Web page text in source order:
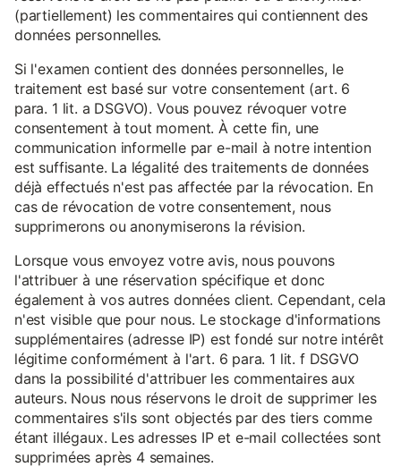
(partiellement) les commentaires qui contiennent des
données personnelles.
Si l'examen contient des données personnelles, le
traitement est basé sur votre consentement (art. 6
para. 1 lit. a DSGVO). Vous pouvez révoquer votre
consentement à tout moment. À cette fin, une
communication informelle par e-mail à notre intention
est suffisante. La légalité des traitements de données
déjà effectués n'est pas affectée par la révocation. En
cas de révocation de votre consentement, nous
supprimerons ou anonymiserons la révision.
Lorsque vous envoyez votre avis, nous pouvons
l'attribuer à une réservation spécifique et donc
également à vos autres données client. Cependant, cela
n'est visible que pour nous. Le stockage d'informations
supplémentaires (adresse IP) est fondé sur notre intérêt
légitime conformément à l'art. 6 para. 1 lit. f DSGVO
dans la possibilité d'attribuer les commentaires aux
auteurs. Nous nous réservons le droit de supprimer les
commentaires s'ils sont objectés par des tiers comme
étant illégaux. Les adresses IP et e-mail collectées sont
supprimées après 4 semaines.